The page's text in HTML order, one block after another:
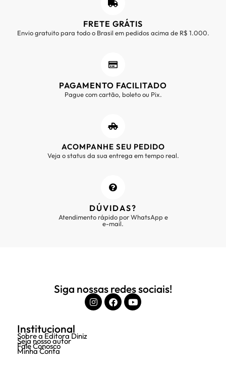
FRETE GRÁTIS
Envio gratuito para todo o Brasil em pedidos acima de R$ 1.000.
PAGAMENTO FACILITADO
Pague com cartão, boleto ou Pix.
ACOMPANHE SEU PEDIDO
Veja o status da sua entrega em tempo real.
DÚVIDAS?
Atendimento rápido por WhatsApp e
e-mail.
Siga nossas redes sociais!
Institucional
Sobre a Editora Diniz
Seja nosso autor
Fale Conosco
Minha Conta